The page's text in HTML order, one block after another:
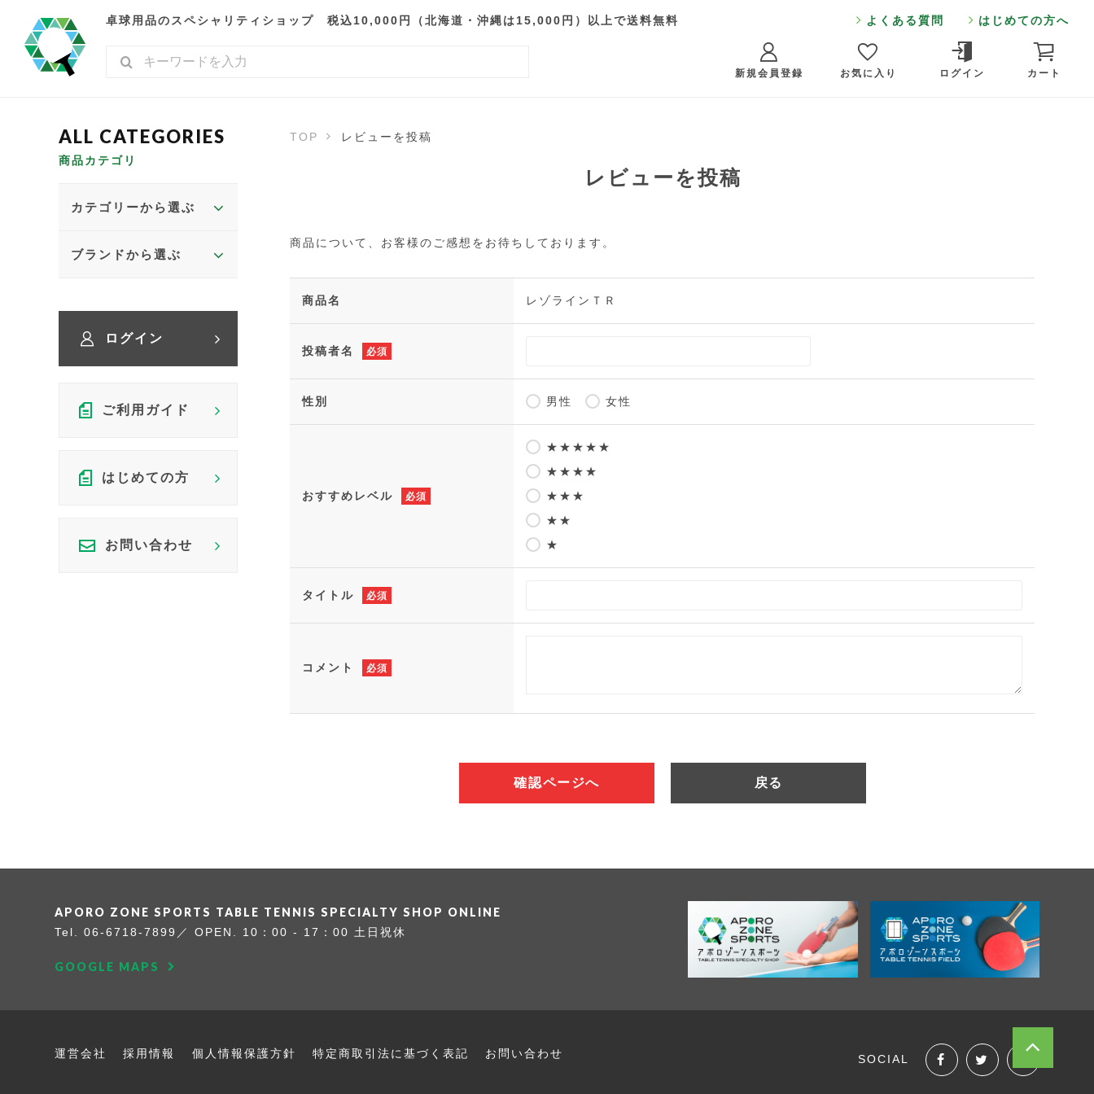
卓球用品のスペシャリティショップ 税込10,000円（北海道・沖縄は15,000円）以上で送料無料 よくある質問 はじめての方へ
新規会員登録 お気に入り ログイン カート
TOP レビューを投稿
レビューを投稿
商品について、お客様のご感想をお待ちしております。
商品名 レゾラインＴＲ
投稿者名 必須
性別 男性 女性
おすすめレベル 必須
★★★★★
★★★★
★★★
★★
★
タイトル 必須
コメント 必須
確認ページへ 戻る
商品カテゴリ
カテゴリーから選ぶ
ブランドから選ぶ
ログイン
ご利用ガイド
はじめての方
お問い合わせ
APORO ZONE SPORTS TABLE TENNIS SPECIALTY SHOP ONLINE
Tel.06-6718-7899 OPEN. 10：00 - 17：00 土日祝休
GOOGLE MAPS
運営会社 採用情報 個人情報保護方針 特定商取引法に 基づく表記 お問い合わせ SOCIAL